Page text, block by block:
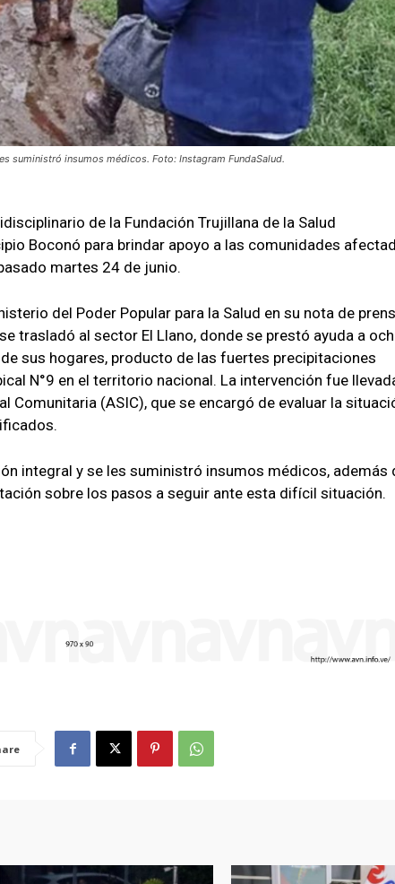
suministró insumos médicos. Foto: Instagram FundaSalud.
de la Fundación Trujillana de la Salud
Boconó para brindar apoyo a las comunidades
martes 24 de junio.
del Poder Popular para la Salud en su nota de
trasladó al sector El Llano, donde se prestó ayuda a
sus hogares, producto de las fuertes precipitaciones
N°9 en el territorio nacional. La intervención fue
Comunitaria (ASIC), que se encargó de evaluar la
integral y se les suministró insumos médicos, además
sobre los pasos a seguir ante esta difícil situación.